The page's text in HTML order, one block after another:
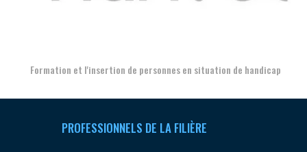
Formation et l'insertion de personnes en situation de handicap
PROFESSIONNELS DE LA FILIÈRE